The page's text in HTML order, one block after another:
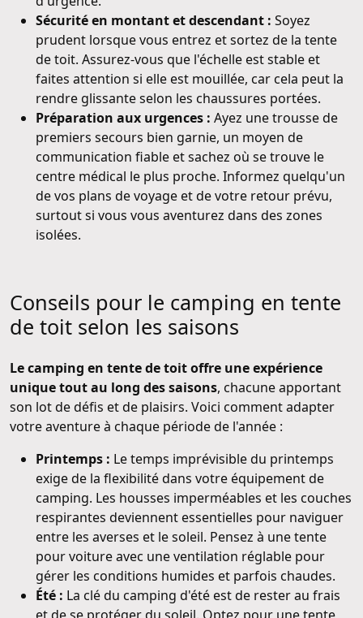
Sécurité en montant et descendant : Soyez
prudent lorsque vous entrez et sortez de la tente
de toit. Assurez-vous que l'échelle est stable et
faites attention si elle est mouillée, car cela peut la
rendre glissante selon les chaussures portées.
Préparation aux urgences : Ayez une trousse de
premiers secours bien garnie, un moyen de
communication fiable et sachez où se trouve le
centre médical le plus proche. Informez quelqu'un
de vos plans de voyage et de votre retour prévu,
surtout si vous vous aventurez dans des zones
isolées.
Conseils pour le camping en tente
de toit selon les saisons
Le camping en tente de toit offre une expérience
unique tout au long des saisons, chacune apportant
son lot de défis et de plaisirs. Voici comment adapter
votre aventure à chaque période de l'année :
Printemps : Le temps imprévisible du printemps
exige de la flexibilité dans votre équipement de
camping. Les housses imperméables et les couches
respirantes deviennent essentielles pour naviguer
entre les averses et le soleil. Pensez à une tente
pour voiture avec une ventilation réglable pour
gérer les conditions humides et parfois chaudes.
Été : La clé du camping d'été est de rester au frais